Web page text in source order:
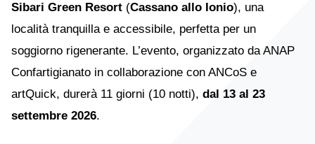
Sibari Green Resort (Cassano allo Ionio), una
località tranquilla e accessibile, perfetta per un
soggiorno rigenerante. L’evento, organizzato da ANAP
Confartigianato in collaborazione con ANCoS e
artQuick, durerà 11 giorni (10 notti), dal 13 al 23
settembre 2026.